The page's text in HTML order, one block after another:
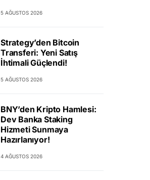
5 AĞUSTOS 2026
Strategy’den Bitcoin
Transferi: Yeni Satış
İhtimali Güçlendi!
5 AĞUSTOS 2026
BNY’den Kripto Hamlesi:
Dev Banka Staking
Hizmeti Sunmaya
Hazırlanıyor!
4 AĞUSTOS 2026